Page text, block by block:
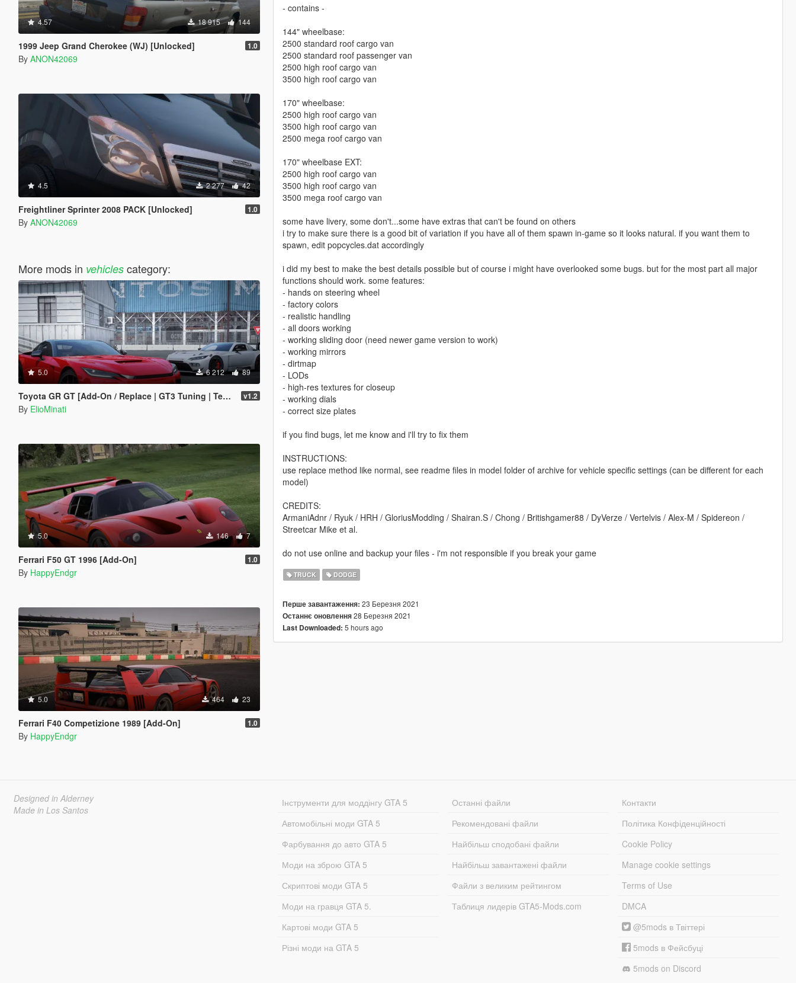
4.57 18 915 144
1999 Jeep Grand Cherokee (WJ) [Unlocked] 1.0
By ANON42069
4.5 2 277 42
Freightliner Sprinter 2008 PACK [Unlocked] 1.0
By ANON42069
More mods in vehiclescategory:
5.0 6 212 89
Toyota GR GT [Add-On / Replace | GT3 Tuning | Template | LODS] v1.2
By ElioMinati
5.0 146 7
Ferrari F50 GT 1996 [Add-On] 1.0
By HappyEndgr
5.0 464 23
Ferrari F40 Competizione 1989 [Add-On] 1.0
By HappyEndgr
- contains -
144" wheelbase:
2500 standard roof cargo van
2500 standard roof passenger van
2500 high roof cargo van
3500 high roof cargo van
170" wheelbase:
2500 high roof cargo van
3500 high roof cargo van
2500 mega roof cargo van
170" wheelbase EXT:
2500 high roof cargo van
3500 high roof cargo van
3500 mega roof cargo van
some have livery, some don't...some have extras that can't be found on others
i try to make sure there is a good bit of variation if you have all of them spawn in-game so it looks natural. if you want them to
spawn, edit popcycles.dat accordingly
i did my best to make the best details possible but of course i might have overlooked some bugs. but for the most part all major
functions should work. some features:
- hands on steering wheel
- factory colors
- realistic handling
- all doors working
- working sliding door (need newer game version to work)
- working mirrors
- dirtmap
- LODs
- high-res textures for closeup
- working dials
- correct size plates
if you find bugs, let me know and i'll try to fix them
INSTRUCTIONS:
use replace method like normal, see readme files in model folder of archive for vehicle specific settings (can be different for each
model)
CREDITS:
ArmaniAdnr / Ryuk / HRH / GloriusModding / Shairan.S / Chong / Britishgamer88 / DyVerze / Vertelvis / Alex-M / Spidereon /
Streetcar Mike et al.
do not use online and backup your files - i'm not responsible if you break your game
TRUCK DODGE
Перше завантаження: 23 Березня 2021
Останнє оновлення28 Березня 2021
Last Downloaded: 5 hours ago
Designed in Alderney
Made in Los Santos
Інструменти для моддінгу GTA 5
Автомобільні моди GTA 5
Фарбування до авто GTA 5
Моди на зброю GTA 5
Скриптові моди GTA 5
Моди на гравця GTA 5.
Картові моди GTA 5
Різні моди на GTA 5
Останні файли
Рекомендовані файли
Найбільш сподобані файли
Найбільш завантажені файли
Файли з великим рейтингом
Таблиця лидерів GTA5-Mods.com
Контакти
Політика Конфіденційності
Cookie Policy
Manage cookie settings
Terms of Use
DMCA
@5mods в Твіттері
5mods в Фейсбуці
5mods on Discord